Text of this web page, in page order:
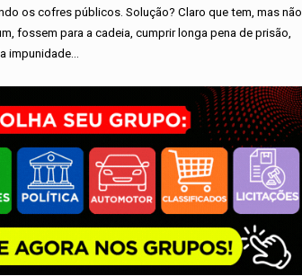
os cofres públicos. Solução? Claro que tem, mas não
fossem para a cadeia, cumprir longa pena de prisão,
impunidade...